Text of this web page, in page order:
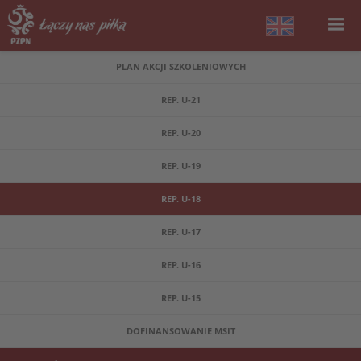
PLAN AKCJI SZKOLENIOWYCH
REP. U-21
REP. U-20
REP. U-19
REP. U-18
REP. U-17
REP. U-16
REP. U-15
DOFINANSOWANIE MSIT